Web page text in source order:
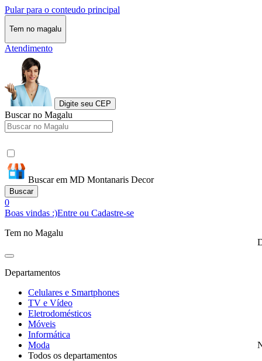
Pular para o conteudo principal
Tem no magalu
Atendimento
Digite seu CEP
Buscar no Magalu
Buscar em MD Montanaris Decor
Buscar
0
Boas vindas :)Entre ou Cadastre-se
Tem no Magalu
Departamentos
Celulares e Smartphones
TV e Vídeo
Eletrodomésticos
Móveis
Informática
Moda
Todos os departamentos